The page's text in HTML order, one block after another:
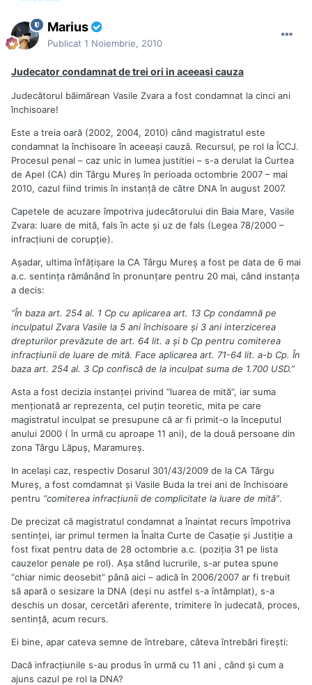
Marius
Publicat 1 Noiembrie, 2010
Judecator condamnat de trei ori in aceeasi cauza
Judecătorul băimărean Vasile Zvara a fost condamnat la cinci ani
închisoare!
Este a treia oară (2002, 2004, 2010) când magistratul este
condamnat la închisoare în aceeaşi cauză. Recursul, pe rol la ÎCCJ.
Procesul penal – caz unic in lumea justitiei – s-a derulat la Curtea
de Apel (CA) din Târgu Mureş în perioada octombrie 2007 – mai
2010, cazul fiind trimis în instanţă de către DNA în august 2007.
Capetele de acuzare împotriva judecătorului din Baia Mare, Vasile
Zvara: luare de mită, fals în acte şi uz de fals (Legea 78/2000 –
infracţiuni de corupţie).
Aşadar, ultima înfăţişare la CA Târgu Mureş a fost pe data de 6 mai
a.c. sentinţa rămânând în pronunţare pentru 20 mai, când instanţa
a decis:
“În baza art. 254 al. 1 Cp cu aplicarea art. 13 Cp condamnă pe
inculpatul Zvara Vasile la 5 ani închisoare şi 3 ani interzicerea
drepturilor prevăzute de art. 64 lit. a şi b Cp pentru comiterea
infracţiunii de luare de mită. Face aplicarea art. 71-64 lit. a-b Cp. În
baza art. 254 al. 3 Cp confiscă de la inculpat suma de 1.700 USD.”
Asta a fost decizia instanţei privind “luarea de mită”, iar suma
menţionată ar reprezenta, cel puţin teoretic, mita pe care
magistratul inculpat se presupune că ar fi primit-o la începutul
anului 2000 ( în urmă cu aproape 11 ani), de la două persoane din
zona Târgu Lăpuş, Maramureş.
In acelaşi caz, respectiv Dosarul 301/43/2009 de la CA Târgu
Mureş, a fost comdamnat şi Vasile Buda la trei ani de închisoare
pentru “comiterea infracţiunii de complicitate la luare de mită”.
De precizat că magistratul condamnat a înaintat recurs împotriva
sentinţei, iar primul termen la Înalta Curte de Casaţie şi Justiţie a
fost fixat pentru data de 28 octombrie a.c. (poziţia 31 pe lista
cauzelor penale pe rol). Aşa stând lucrurile, s-ar putea spune
“chiar nimic deosebit” până aici – adică în 2006/2007 ar fi trebuit
să apară o sesizare la DNA (deşi nu astfel s-a întâmplat), s-a
deschis un dosar, cercetări aferente, trimitere în judecată, proces,
sentinţă, acum recurs.
Ei bine, apar cateva semne de întrebare, câteva întrebări fireşti:
Dacă infracţiunile s-au produs în urmă cu 11 ani , când şi cum a
ajuns cazul pe rol la DNA?